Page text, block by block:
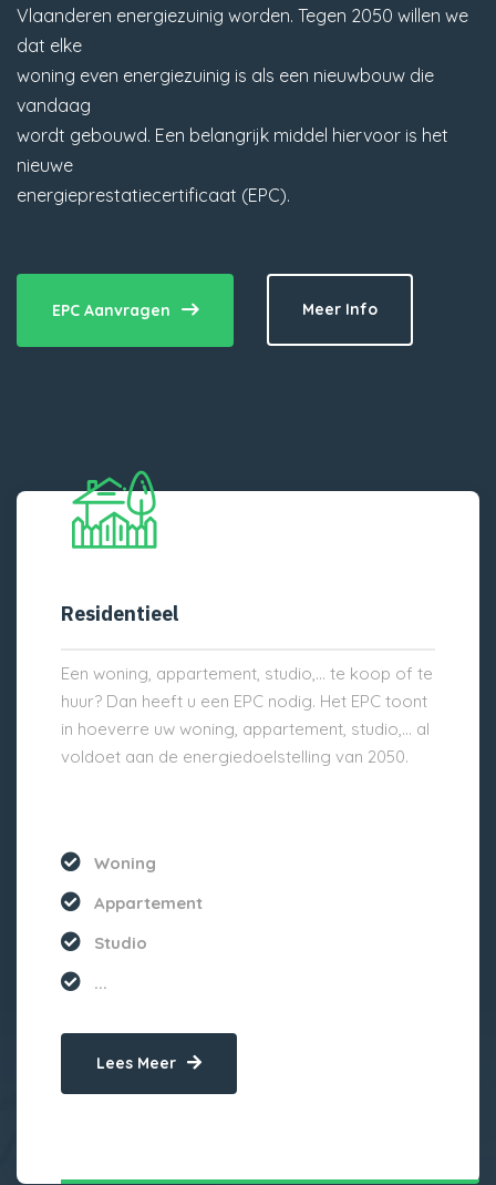
Vlaanderen energiezuinig worden. Tegen 2050 willen we
dat elke
woning even energiezuinig is als een nieuwbouw die
vandaag
wordt gebouwd. Een belangrijk middel hiervoor is het
nieuwe
energieprestatiecertificaat (EPC).
EPC Aanvragen Meer Info
Residentieel
Een woning, appartement, studio,… te koop of te
huur? Dan heeft u een EPC nodig. Het EPC toont
in hoeverre uw woning, appartement, studio,… al
voldoet aan de energiedoelstelling van 2050.
Woning
Appartement
Studio
...
Lees Meer